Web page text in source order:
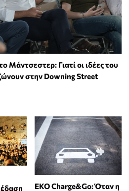
Μάντσεστερ: Γιατί οι ιδέες του
στην Downing Street
EKO Charge&Go: Όταν η